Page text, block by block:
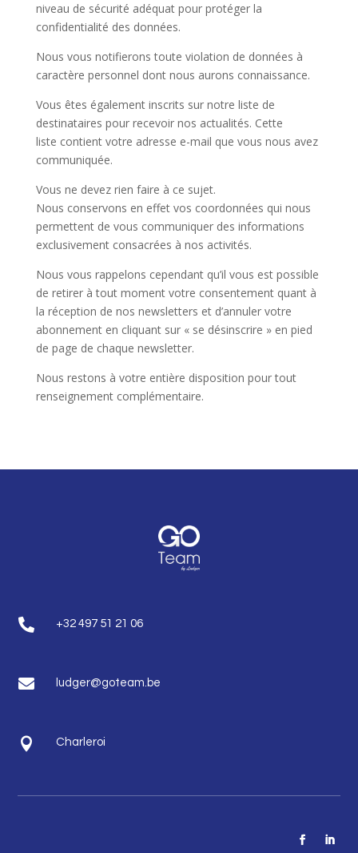
niveau de sécurité adéquat pour protéger la
confidentialité des données.
Nous vous notifierons toute violation de données à
caractère personnel dont nous aurons connaissance.
Vous êtes également inscrits sur notre liste de
destinataires pour recevoir nos actualités. Cette
liste contient votre adresse e-mail que vous nous avez
communiquée.
Vous ne devez rien faire à ce sujet.
Nous conservons en effet vos coordonnées qui nous
permettent de vous communiquer des informations
exclusivement consacrées à nos activités.
Nous vous rappelons cependant qu’il vous est possible
de retirer à tout moment votre consentement quant à
la réception de nos newsletters et d’annuler votre
abonnement en cliquant sur « se désinscrire » en pied
de page de chaque newsletter.
Nous restons à votre entière disposition pour tout
renseignement complémentaire.
 +32 497 51 21 06
 ludger@goteam.be
 Charleroi